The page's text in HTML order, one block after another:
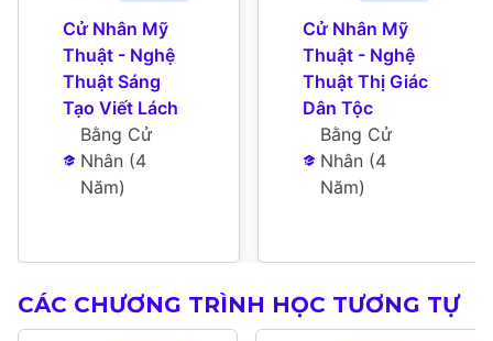
Cử Nhân Mỹ
Thuật - Nghệ
Thuật Sáng
Tạo Viết Lách
Bằng Cử
Nhân (4
Năm)
Cử Nhân Mỹ
Thuật - Nghệ
Thuật Thị Giác
Dân Tộc
Bằng Cử
Nhân (4
Năm)
CÁC CHƯƠNG TRÌNH HỌC TƯƠNG TỰ